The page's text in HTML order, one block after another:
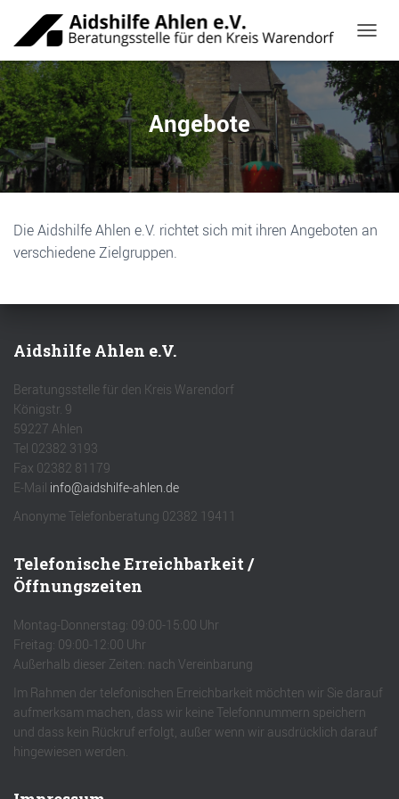
Angebote
Die Aidshilfe Ahlen e.V. richtet sich mit ihren Angeboten an
verschiedene Zielgruppen.
Aidshilfe Ahlen e.V.
Beratungsstelle für den Kreis Warendorf
Königstr. 9
59227 Ahlen
Tel 02382 3193
Fax 02382 81179
E-Mail info@aidshilfe-ahlen.de
Anonyme Telefonberatung 02382 19411
Telefonische Erreichbarkeit /
Öffnungszeiten
Montag-Donnerstag: 09:00-15:00 Uhr
Freitag: 09:00-12:00 Uhr
Außerhalb dieser Zeiten: nach Vereinbarung
Im Rahmen der telefonischen Erreichbarkeit möchten wir Sie darauf
aufmerksam machen, dass wir keine Telefonnummern speichern
und dass kein Rückruf erfolgt, außer wenn wir ausdrücklich darauf
hingewiesen werden.